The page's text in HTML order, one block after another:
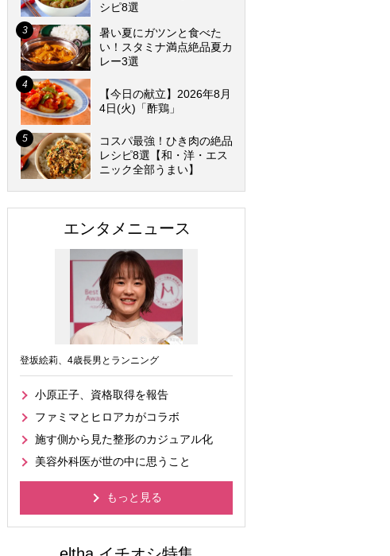
シピ8選
暑い夏にガツンと食べた
い！スタミナ満点絶品夏カ
レー3選
【今日の献立】2026年8月
4日(火)「酢鶏」
コスパ最強！ひき肉の絶品
レシピ8選【和・洋・エス
ニック全部うまい】
エンタメニュース
登坂絵莉、4歳長男とランニング
小原正子、資格取得を報告
ファミマとヒロアカがコラボ
施す側から見た整形のカジュアル化
美容外科医が世の中に思うこと
もっと見る